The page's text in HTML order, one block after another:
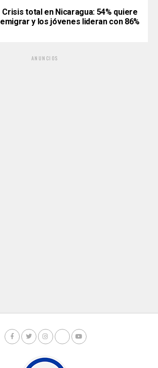
Crisis total en Nicaragua: 54% quiere
emigrar y los jóvenes lideran con 86%
ANUNCIOS